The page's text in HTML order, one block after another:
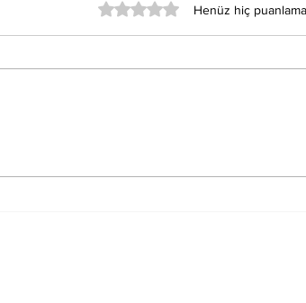
5 üzerinden 0 yıldız
Henüz hiç